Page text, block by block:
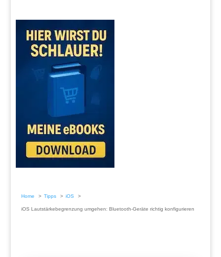
Home Tipps iOS
iOS Lautstärkebegrenzung umgehen: Bluetooth-Geräte richtig konfigurieren